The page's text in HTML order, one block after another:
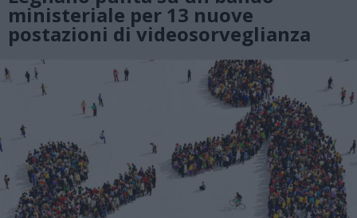
ministeriale per 13 nuove
postazioni di videosorveglianza